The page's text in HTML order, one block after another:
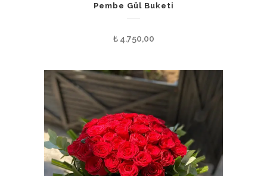
Pembe Gül Buketi
₺4.750,00